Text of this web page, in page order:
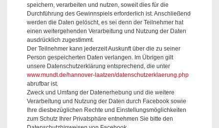
speichern, verarbeiten und nutzen, soweit dies für die
Durchführung des Gewinnspiels erforderlich ist. Anschließend
werden die Daten gelöscht, es sei denn der Teilnehmer hat
einen weitergehenden Verarbeitung und Nutzung der Daten
ausdrücklich zugestimmt.
Der Teilnehmer kann jederzeit Auskunft über die zu seiner
Person gespeicherten Daten verlangen. Im Übrigen gilt
unsere Datenschutzerklärung entsprechend, die unter
www.mundt.de/hannover-laatzen/datenschutzerklaerung.php
abrufbar ist.
Zweck und Umfang der Datenerhebung und die weitere
Verarbeitung und Nutzung der Daten durch Facebook sowie
Ihre diesbezüglichen Rechte und Einstellungsmöglichkeiten
zum Schutz Ihrer Privatsphäre entnehmen Sie bitte den